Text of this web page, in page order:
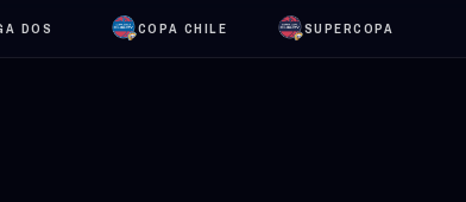
DOS COPA CHILE SUPERCOPA